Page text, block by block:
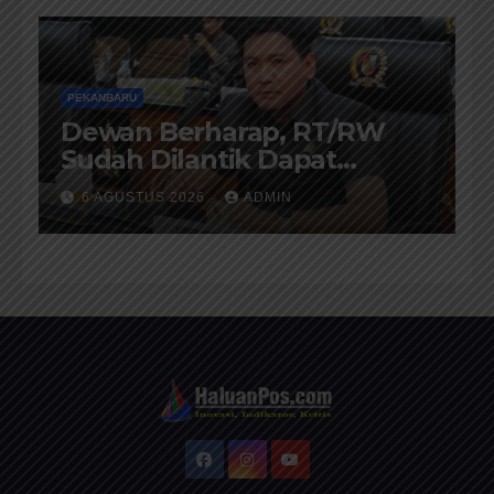
PEKANBARU
Dewan Berharap, RT/RW
Sudah Dilantik Dapat
Memberikan Pelayanan
Terbaik Kepada Masyarakat
6 AGUSTUS 2026 ADMIN